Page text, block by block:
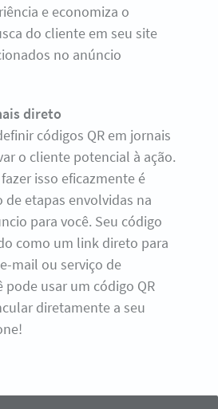
e economiza o
do cliente em seu site
no anúncio
direto
códigos QR em jornais
o cliente potencial à ação.
isso eficazmente é
etapas envolvidas na
para você. Seu código
como um link direto para
mail ou serviço de
pode usar um código QR
diretamente a seu